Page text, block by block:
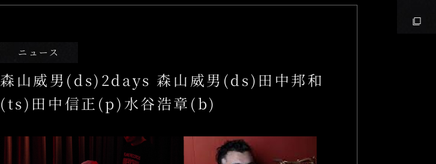
姉妹店のご案内
ニュース
森山威男(ds)2days 森山威男(ds)田中邦和
(ts)田中信正(p)水谷浩章(b)